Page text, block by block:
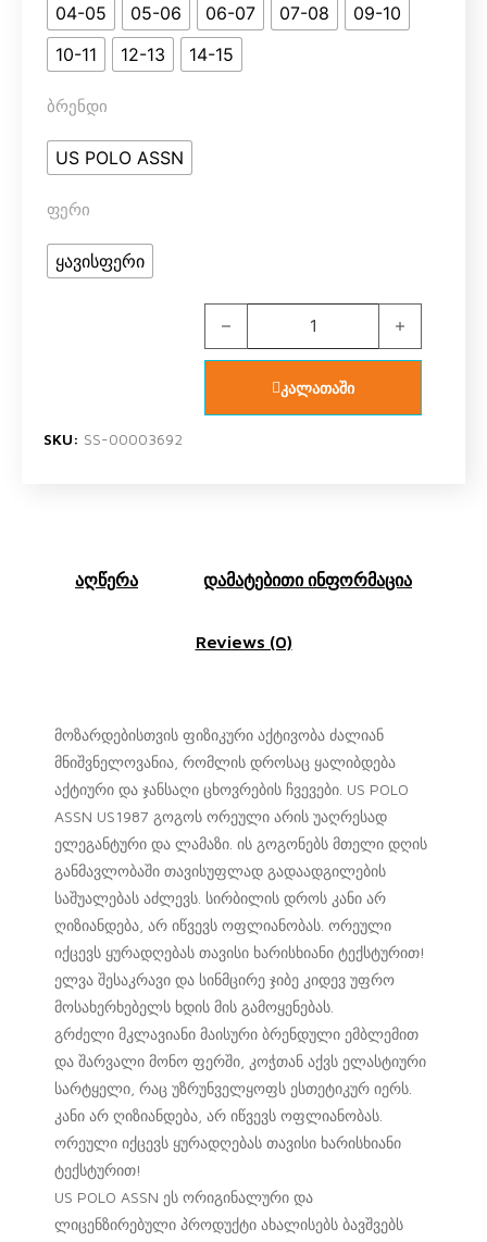
04-05 05-06 06-07 07-08
09-10
10-11
12-13 14-15
ბრენდი
US POLO ASSN
ფერი
ყავისფერი
US POLO ASSN US1987 V1
კალათაში
SKU: SS-00003692
აღწერა დამატებითი ინფორმაცია
Reviews (0)
მოზარდებისთვის ფიზიკური აქტივობა ძალიან
მნიშვნელოვანია, რომლის დროსაც ყალიბდება
აქტიური და ჯანსაღი ცხოვრების ჩვევები. US POLO
ASSN US1987 გოგოს ორეული არის უაღრესად
ელეგანტური და ლამაზი. ის გოგონებს მთელი დღის
განმავლობაში თავისუფლად გადაადგილების
საშუალებას აძლევს. სირბილის დროს კანი არ
ღიზიანდება, არ იწვევს ოფლიანობას. ორეული
იქცევს ყურადღებას თავისი ხარისხიანი ტექსტურით!
ელვა შესაკრავი და სინმცირე ჯიბე კიდევ უფრო
მოსახერხებელს ხდის მის გამოყენებას.
გრძელი მკლავიანი მაისური ბრენდული ემბლემით
და შარვალი მონო ფერში, კოჭთან აქვს ელასტიური
სარტყელი, რაც უზრუნველყოფს ესთეტიკურ იერს.
კანი არ ღიზიანდება, არ იწვევს ოფლიანობას.
ორეული იქცევს ყურადღებას თავისი ხარისხიანი
ტექსტურით!
US POLO ASSN ეს ორიგინალური და
ლიცენზირებული პროდუქტი ახალისებს ბავშვებს